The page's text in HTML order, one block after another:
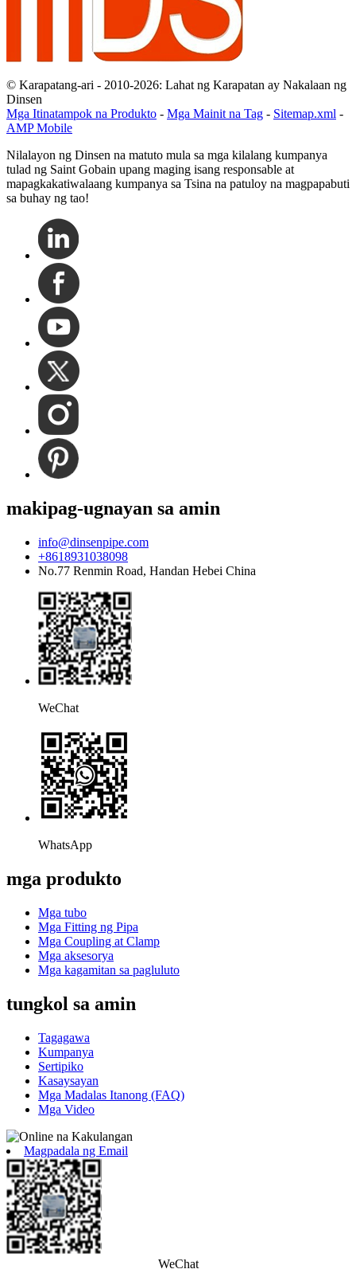
© Karapatang-ari - 2010-2026: Lahat ng Karapatan ay Nakalaan ng
Dinsen
Mga Itinatampok na Produkto - Mga Mainit na Tag - Sitemap.xml -
AMP Mobile
Nilalayon ng Dinsen na matuto mula sa mga kilalang kumpanya
tulad ng Saint Gobain upang maging isang responsable at
mapagkakatiwalaang kumpanya sa Tsina na patuloy na magpapabuti
sa buhay ng tao!
makipag-ugnayan sa amin
info@dinsenpipe.com
+8618931038098
No.77 Renmin Road, Handan Hebei China
WeChat
WhatsApp
mga produkto
Mga tubo
Mga Fitting ng Pipa
Mga Coupling at Clamp
Mga aksesorya
Mga kagamitan sa pagluluto
tungkol sa amin
Tagagawa
Kumpanya
Sertipiko
Kasaysayan
Mga Madalas Itanong (FAQ)
Mga Video
Magpadala ng Email
WeChat